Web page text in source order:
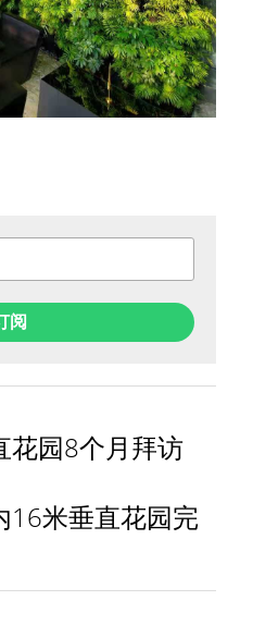
阅
花园8个月拜访
16米垂直花园完